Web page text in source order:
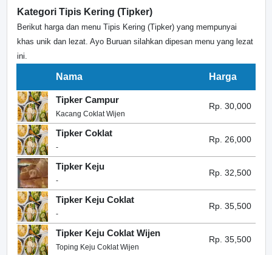
Kategori Tipis Kering (Tipker)
Berikut harga dan menu Tipis Kering (Tipker) yang mempunyai
khas unik dan lezat. Ayo Buruan silahkan dipesan menu yang lezat
ini.
Nama Harga
Tipker Campur
Kacang Coklat Wijen
Rp. 30,000
Tipker Coklat
-
Rp. 26,000
Tipker Keju
-
Rp. 32,500
Tipker Keju Coklat
-
Rp. 35,500
Tipker Keju Coklat Wijen
Toping Keju Coklat Wijen
Rp. 35,500